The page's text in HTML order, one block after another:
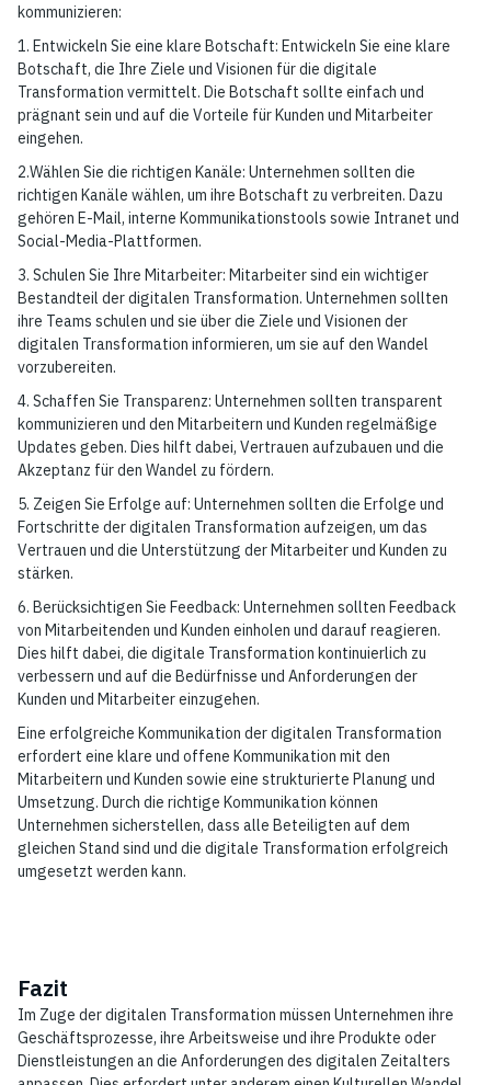
kommunizieren:
1. Entwickeln Sie eine klare Botschaft: Entwickeln Sie eine klare
Botschaft, die Ihre Ziele und Visionen für die digitale
Transformation vermittelt. Die Botschaft sollte einfach und
prägnant sein und auf die Vorteile für Kunden und Mitarbeiter
eingehen.
2.Wählen Sie die richtigen Kanäle: Unternehmen sollten die
richtigen Kanäle wählen, um ihre Botschaft zu verbreiten. Dazu
gehören E-Mail, interne Kommunikationstools sowie Intranet und
Social-Media-Plattformen.
3. Schulen Sie Ihre Mitarbeiter: Mitarbeiter sind ein wichtiger
Bestandteil der digitalen Transformation. Unternehmen sollten
ihre Teams schulen und sie über die Ziele und Visionen der
digitalen Transformation informieren, um sie auf den Wandel
vorzubereiten.
4. Schaffen Sie Transparenz: Unternehmen sollten transparent
kommunizieren und den Mitarbeitern und Kunden regelmäßige
Updates geben. Dies hilft dabei, Vertrauen aufzubauen und die
Akzeptanz für den Wandel zu fördern.
5. Zeigen Sie Erfolge auf: Unternehmen sollten die Erfolge und
Fortschritte der digitalen Transformation aufzeigen, um das
Vertrauen und die Unterstützung der Mitarbeiter und Kunden zu
stärken.
6. Berücksichtigen Sie Feedback: Unternehmen sollten Feedback
von Mitarbeitenden und Kunden einholen und darauf reagieren.
Dies hilft dabei, die digitale Transformation kontinuierlich zu
verbessern und auf die Bedürfnisse und Anforderungen der
Kunden und Mitarbeiter einzugehen.
Eine erfolgreiche Kommunikation der digitalen Transformation
erfordert eine klare und offene Kommunikation mit den
Mitarbeitern und Kunden sowie eine strukturierte Planung und
Umsetzung. Durch die richtige Kommunikation können
Unternehmen sicherstellen, dass alle Beteiligten auf dem
gleichen Stand sind und die digitale Transformation erfolgreich
umgesetzt werden kann.
Fazit
Im Zuge der digitalen Transformation müssen Unternehmen ihre
Geschäftsprozesse, ihre Arbeitsweise und ihre Produkte oder
Dienstleistungen an die Anforderungen des digitalen Zeitalters